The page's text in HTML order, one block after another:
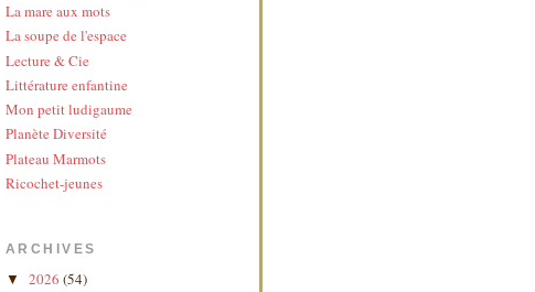
La mare aux mots
La soupe de l'espace
Lecture & Cie
Littérature enfantine
Mon petit ludigaume
Planète Diversité
Plateau Marmots
Ricochet-jeunes
ARCHIVES
▼ 2026 (54)